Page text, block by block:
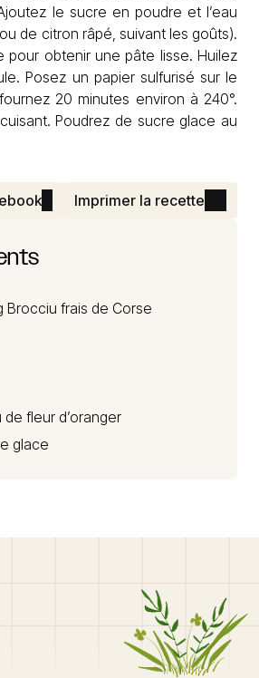
le sucre en poudre et l’eau
de citron râpé, suivant les goûts).
pour obtenir une pâte lisse. Huilez
Posez un papier sulfurisé sur le
20 minutes environ à 240°.
Poudrez de sucre glace au
Imprimer la recette
Brocciu frais de Corse
de fleur d’oranger
glace